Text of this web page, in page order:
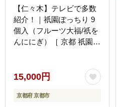
【仁々木】テレビで多数
紹介！｜祇園ぽっちり 9
個入（フルーツ大福/祇を
んににぎ）［ 京都 祇園
だもの おいしい 可愛い
いちご あまおう ぶどう
栗 ギフト プレゼント 贈
15,000円
京都府 京都市